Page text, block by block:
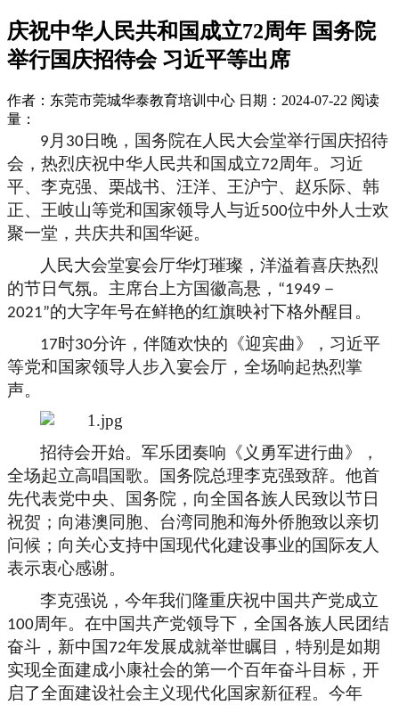
庆祝中华人民共和国成立72周年 国务院
举行国庆招待会 习近平等出席
作者：东莞市莞城华泰教育培训中心 日期：2024-07-22 阅读
量：
9 月 30日晚，国务院在人民大会堂举行国庆招待
会，热烈庆祝中华人民共和国成立72周年。习近
平、李克强、栗战书、汪洋、王沪宁、赵乐际、韩
正、王岐山等党和国家领导人与近500位中外人士欢
聚一堂，共庆共和国华诞。
人民大会堂宴会厅华灯璀璨，洋溢着喜庆热烈
的节日气氛。主席台上方国徽高悬， “1949 －
2021”的大字年号在鲜艳的红旗映衬下格外醒目。
17时30分许，伴随欢快的《迎宾曲》，习近平
等党和国家领导人步入宴会厅，全场响起热烈掌
声。
招待会开始。军乐团奏响《义勇军进行曲》，
全场起立高唱国歌。国务院总理李克强致辞。他首
先代表党中央、国务院，向全国各族人民致以节日
祝贺；向港澳同胞、台湾同胞和海外侨胞致以亲切
问候；向关心支持中国现代化建设事业的国际友人
表示衷心感谢。
李克强说，今年我们隆重庆祝中国共产党成立
100周年。在中国共产党领导下，全国各族人民团结
奋斗，新中国72年发展成就举世瞩目，特别是如期
实现全面建成小康社会的第一个百年奋斗目标，开
启了全面建设社会主义现代化国家新征程。今年